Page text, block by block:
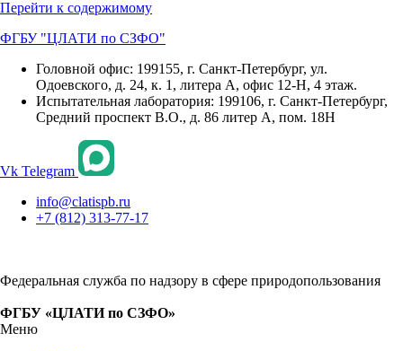
Перейти к содержимому
ФГБУ "ЦЛАТИ по СЗФО"
Головной офис: 199155, г. Санкт-Петербург, ул.
Одоевского, д. 24, к. 1, литера А, офис 12-Н, 4 этаж.
Испытательная лаборатория: 199106, г. Санкт-Петербург,
Средний проспект В.О., д. 86 литер А, пом. 18Н
Vk Telegram
info@clatispb.ru
+7 (812) 313-77-17
Федеральная служба по надзору в сфере природопользования
ФГБУ «ЦЛАТИ по СЗФО»
Меню